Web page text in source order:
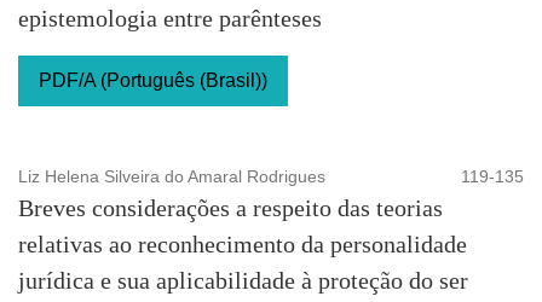
epistemologia entre parênteses
PDF/A (Português (Brasil))
Liz Helena Silveira do Amaral Rodrigues 119-135
Breves considerações a respeito das teorias
relativas ao reconhecimento da personalidade
jurídica e sua aplicabilidade à proteção do ser